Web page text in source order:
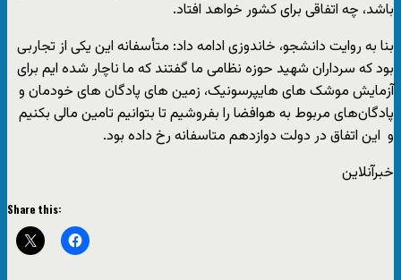
باشد، چه اتفاقی برای کشور خواهد افتاد.
بنا به روایت دانشجو، خاندوزی ادامه داد: متأسفانه این یکی از تجاربی
بود که سرداران شهید حوزه نظامی ما گفتند که ما ناچار شده ایم برای
آزمایش موشک های هایپرسونیک، زمین های پادگان های خودمان و
پادگان‌های مربوط به هوافضا را بفروشیم تا بتوانیم تامین مالی بکنیم
و این اتفاق در دولت دوازدهم متاسفانه رخ داده بود.
خبرآنلاین
Share this: